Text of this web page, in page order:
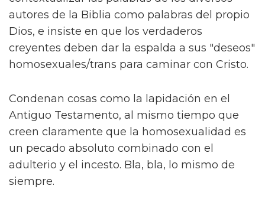
autores de la Biblia como palabras del propio
Dios, e insiste en que los verdaderos
creyentes deben dar la espalda a sus "deseos"
homosexuales/trans para caminar con Cristo.
Condenan cosas como la lapidación en el
Antiguo Testamento, al mismo tiempo que
creen claramente que la homosexualidad es
un pecado absoluto combinado con el
adulterio y el incesto. Bla, bla, lo mismo de
siempre.